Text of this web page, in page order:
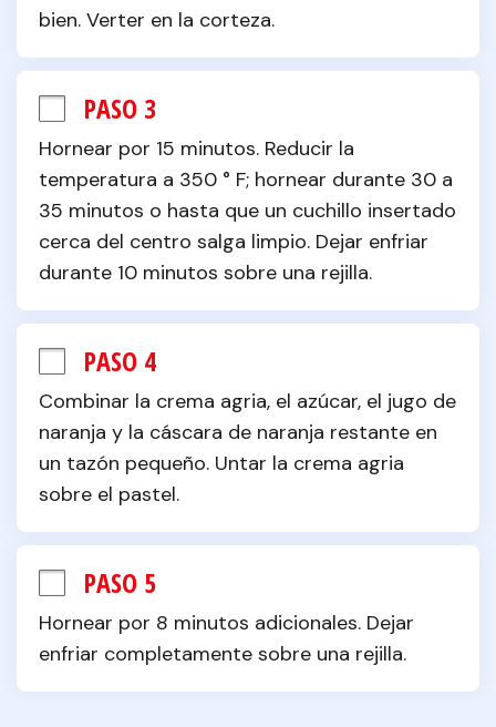
bien. Verter en la corteza.
PASO 3
Hornear por 15 minutos. Reducir la
temperatura a 350 ° F; hornear durante 30 a
35 minutos o hasta que un cuchillo insertado
cerca del centro salga limpio. Dejar enfriar
durante 10 minutos sobre una rejilla.
PASO 4
Combinar la crema agria, el azúcar, el jugo de
naranja y la cáscara de naranja restante en
un tazón pequeño. Untar la crema agria
sobre el pastel.
PASO 5
Hornear por 8 minutos adicionales. Dejar
enfriar completamente sobre una rejilla.